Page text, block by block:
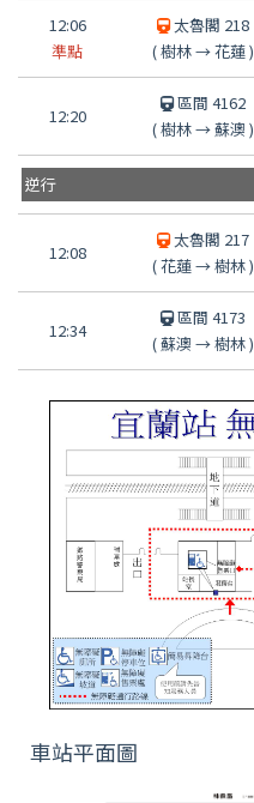
12:06
準點
太魯閣 218
(樹林→花蓮)
12:20
區間 4162
(樹林→蘇澳 )
逆行
12:08
太魯閣 217
(花蓮→樹林)
12:34
區間 4173
(蘇澳 →樹林)
車站平面圖